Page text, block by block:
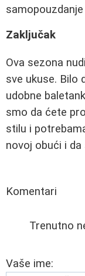
Zaključak
Ova sezona
sve ukuse. Bilo
udobne
smo da ćete
stilu i
novoj obući i
Komentari
Trenutno
Vaše ime: